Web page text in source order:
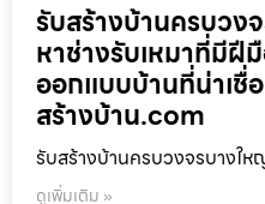
รับสร้างบ้านครบวง
หาช่างรับเหมาที่มีฝี
ออกแบบบ้านที่น่าเชื่
สร้างบ้าน.com
รับสร้างบ้านครบวงจรบางให
ดูเพิ่มเติม »